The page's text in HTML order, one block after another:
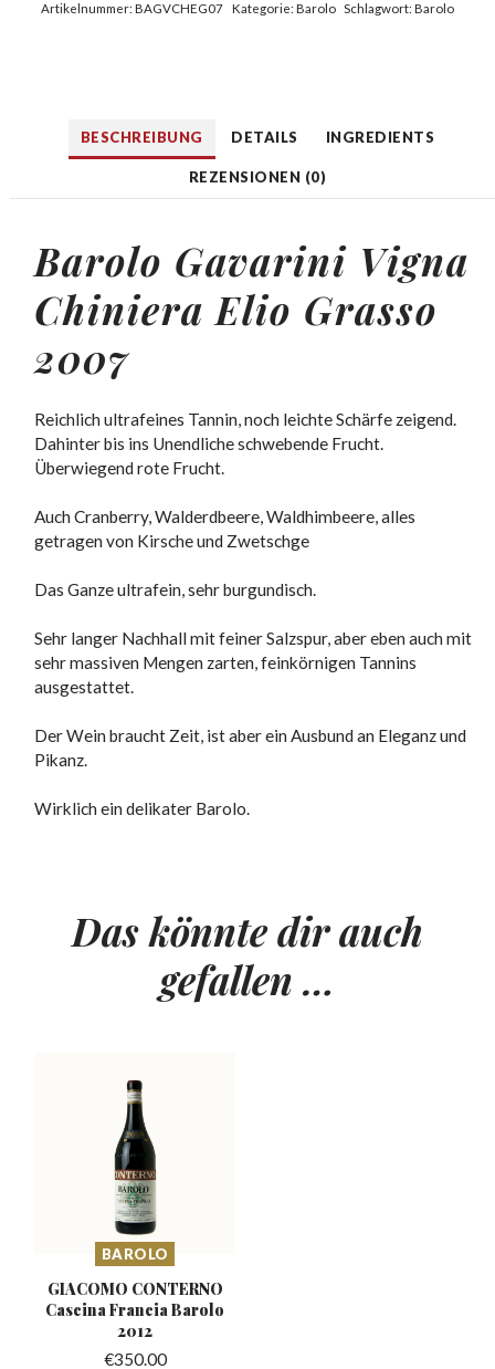
Artikelnummer: BAGVCHEG07 Kategorie: Barolo Schlagwort: Barolo
BESCHREIBUNG DETAILS INGREDIENTS
REZENSIONEN (0)
Barolo Gavarini Vigna
Chiniera Elio Grasso
2007
Reichlich ultrafeines Tannin, noch leichte Schärfe zeigend.
Dahinter bis ins Unendliche schwebende Frucht.
Überwiegend rote Frucht.
Auch Cranberry, Walderdbeere, Waldhimbeere, alles
getragen von Kirsche und Zwetschge
Das Ganze ultrafein, sehr burgundisch.
Sehr langer Nachhall mit feiner Salzspur, aber eben auch mit
sehr massiven Mengen zarten, feinkörnigen Tannins
ausgestattet.
Der Wein braucht Zeit, ist aber ein Ausbund an Eleganz und
Pikanz.
Wirklich ein delikater Barolo.
Das könnte dir auch
gefallen …
BAROLO
GIACOMO CONTERNO
CascinaFrancia Barolo
2012
€350.00